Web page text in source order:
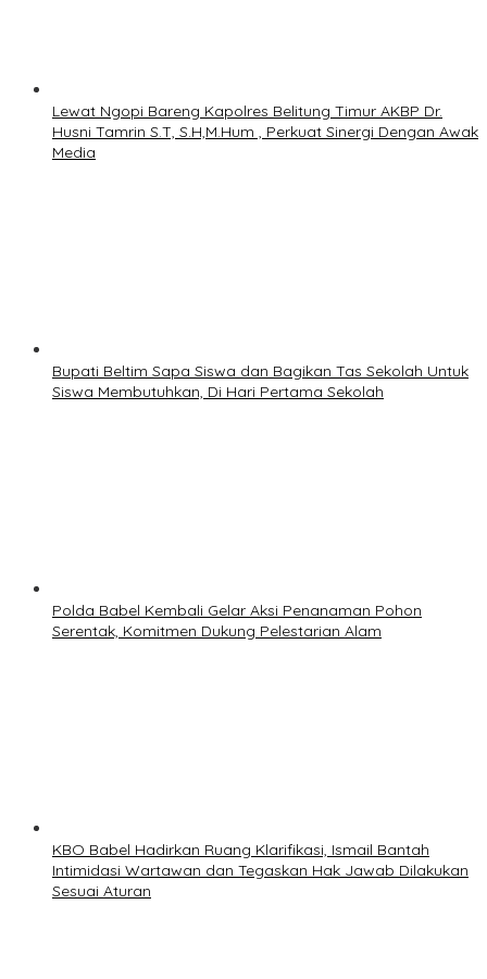
Lewat Ngopi Bareng Kapolres Belitung Timur AKBP Dr.
Husni Tamrin S.T, S.H,M.Hum , Perkuat Sinergi Dengan Awak
Media
Bupati Beltim Sapa Siswa dan Bagikan Tas Sekolah Untuk
Siswa Membutuhkan, Di Hari Pertama Sekolah
Polda Babel Kembali Gelar Aksi Penanaman Pohon
Serentak, Komitmen Dukung Pelestarian Alam
KBO Babel Hadirkan Ruang Klarifikasi, Ismail Bantah
Intimidasi Wartawan dan Tegaskan Hak Jawab Dilakukan
Sesuai Aturan